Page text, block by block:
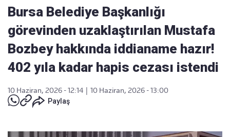
Bursa Belediye Başkanlığı
görevinden uzaklaştırılan Mustafa
Bozbey hakkında iddianame hazır!
402 yıla kadar hapis cezası istendi
10 Haziran, 2026 - 12:14
10 Haziran, 2026 - 13:00
Paylaş